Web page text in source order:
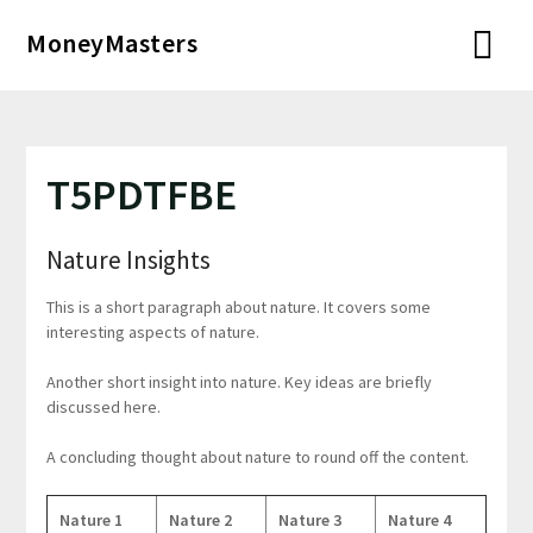
MoneyMasters
T5PDTFBE
Nature Insights
This is a short paragraph about nature. It covers some
interesting aspects of nature.
Another short insight into nature. Key ideas are briefly
discussed here.
A concluding thought about nature to round off the content.
Nature 1 Nature 2 Nature 3 Nature 4